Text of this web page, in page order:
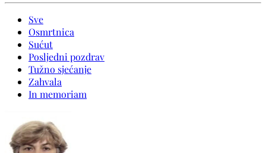
Sve
Osmrtnica
Sućut
Posljedni pozdrav
Tužno sjećanje
Zahvala
In memoriam